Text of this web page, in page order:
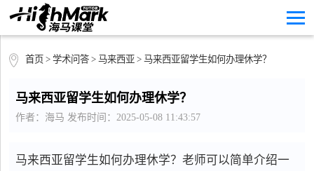
首页 > 学术问答> 马来西亚 > 马来西亚留学生如何办理休学？
马来西亚留学生如何办理休学？
作者：海马 发布时间：2025-05-08 11:43:57
马来西亚留学生如何办理休学？老师可以简单介绍一